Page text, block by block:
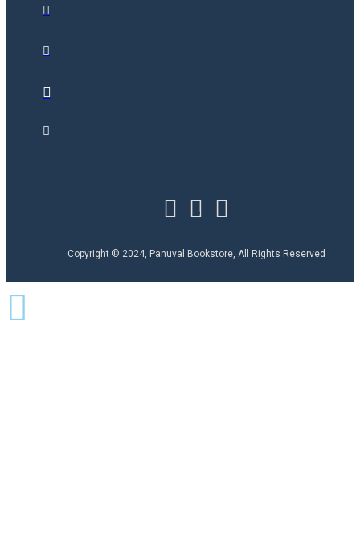
Copyright © 2024, Panuval Bookstore, All Rights Reserved